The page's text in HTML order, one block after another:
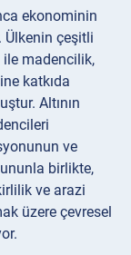
ekonominin
Ülkenin çeşitli
ile madencilik,
katkıda
Altının
ve
birlikte,
ve arazi
üzere çevresel